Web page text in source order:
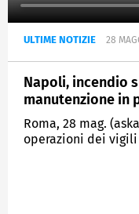
ULTIME NOTIZIE 28
Napoli, incendio
manutenzione in
Roma, 28 mag.
operazioni dei
ormeggiata tra le